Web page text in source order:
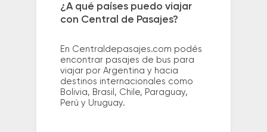
¿A qué países puedo viajar
con Central de Pasajes?
En Centraldepasajes.com podés
encontrar pasajes de bus para
viajar por Argentina y hacia
destinos internacionales como
Bolivia, Brasil, Chile, Paraguay,
Perú y Uruguay.